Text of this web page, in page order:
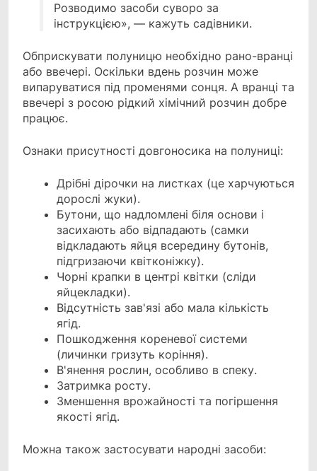
Розводимо засоби суворо за
інструкцією», — кажуть садівники.
Обприскувати полуницю необхідно рано-вранці
або ввечері. Оскільки вдень розчин може
випаруватися під променями сонця. А вранці та
ввечері з росою рідкий хімічний розчин добре
працює.
Ознаки присутності довгоносика на полуниці:
Дрібні дірочки на листках (це харчуються
дорослі жуки).
Бутони, що надломлені біля основи і
засихають або відпадають (самки
відкладають яйця всередину бутонів,
підгризаючи квітконіжку).
Чорні крапки в центрі квітки (сліди
яйцекладки).
Відсутність зав'язі або мала кількість
ягід.
Пошкодження кореневої системи
(личинки гризуть коріння).
В'янення рослин, особливо в спеку.
Затримка росту.
Зменшення врожайності та погіршення
якості ягід.
Можна також застосувати народні засоби: